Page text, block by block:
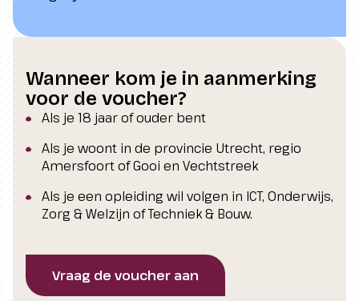
Wanneer kom je in aanmerking
voor de voucher?
Als je 18 jaar of ouder bent
Als je woont in de provincie Utrecht, regio
Amersfoort of Gooi en Vechtstreek
Als je een opleiding wil volgen in ICT, Onderwijs,
Zorg & Welzijn of Techniek & Bouw.
Vraag de voucher aan